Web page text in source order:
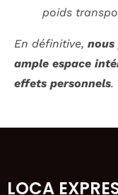
poids
En définitive, nous
ample espace
effets personnels.
LOCA